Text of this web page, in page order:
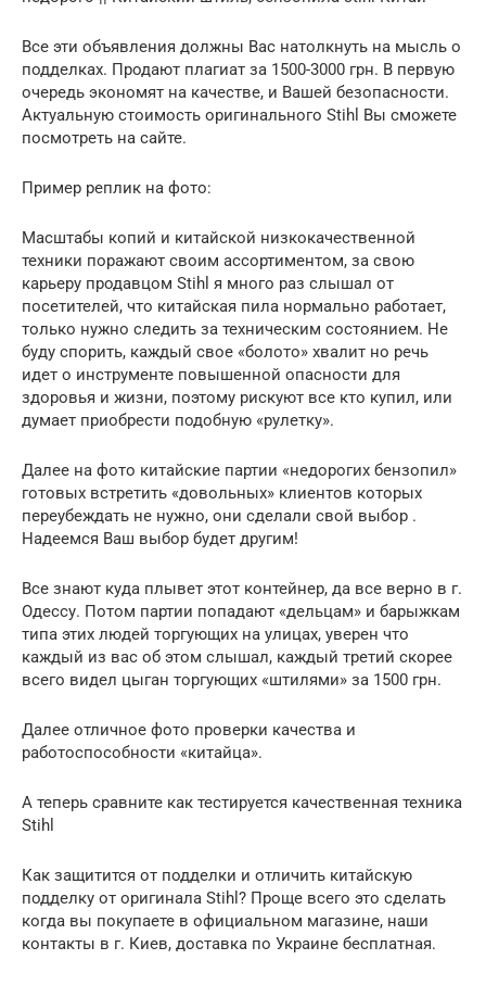
Все эти объявления должны Вас натолкнуть на мысль о
подделках. Продают плагиат за 1500-3000 грн. В первую
очередь экономят на качестве, и Вашей безопасности.
Актуальную стоимость оригинального Stihl Вы сможете
посмотреть на сайте.
Пример реплик на фото:
Масштабы копий и китайской низкокачественной
техники поражают своим ассортиментом, за свою
карьеру продавцом Stihl я много раз слышал от
посетителей, что китайская пила нормально работает,
только нужно следить за техническим состоянием. Не
буду спорить, каждый свое «болото» хвалит но речь
идет о инструменте повышенной опасности для
здоровья и жизни, поэтому рискуют все кто купил, или
думает приобрести подобную «рулетку».
Далее на фото китайские партии «недорогих бензопил»
готовых встретить «довольных» клиентов которых
переубеждать не нужно, они сделали свой выбор .
Надеемся Ваш выбор будет другим!
Все знают куда плывет этот контейнер, да все верно в г.
Одессу. Потом партии попадают «дельцам» и барыжкам
типа этих людей торгующих на улицах, уверен что
каждый из вас об этом слышал, каждый третий скорее
всего видел цыган торгующих «штилями» за 1500 грн.
Далее отличное фото проверки качества и
работоспособности «китайца».
А теперь сравните как тестируется качественная техника
Stihl
Как защитится от подделки и отличить китайскую
подделку от оригинала Stihl? Проще всего это сделать
когда вы покупаете в официальном магазине, наши
контакты в г. Киев, доставка по Украине бесплатная.